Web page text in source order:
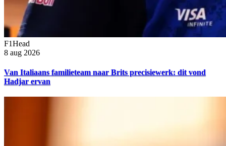
F1Head
8 aug 2026
Van Italiaans familieteam naar Brits precisiewerk: dit vond
Hadjar ervan